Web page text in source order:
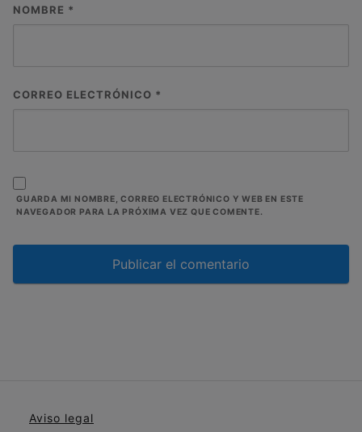
NOMBRE *
CORREO ELECTRÓNICO *
GUARDA MI NOMBRE, CORREO ELECTRÓNICO Y WEB EN ESTE
NAVEGADOR PARA LA PRÓXIMA VEZ QUE COMENTE.
Aviso legal